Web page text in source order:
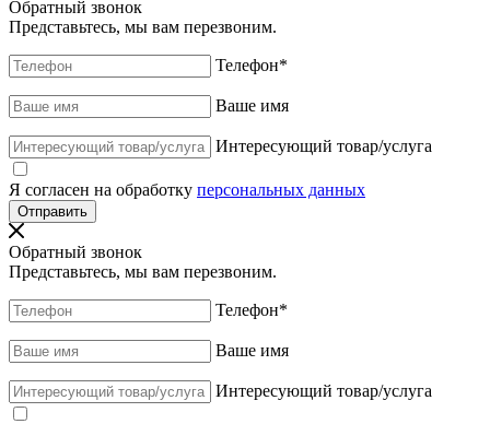
Обратный звонок
Представьтесь, мы вам перезвоним.
Телефон*
Ваше имя
Интересующий товар/услуга
Я согласен на обработку персональных данных
Обратный звонок
Представьтесь, мы вам перезвоним.
Телефон*
Ваше имя
Интересующий товар/услуга